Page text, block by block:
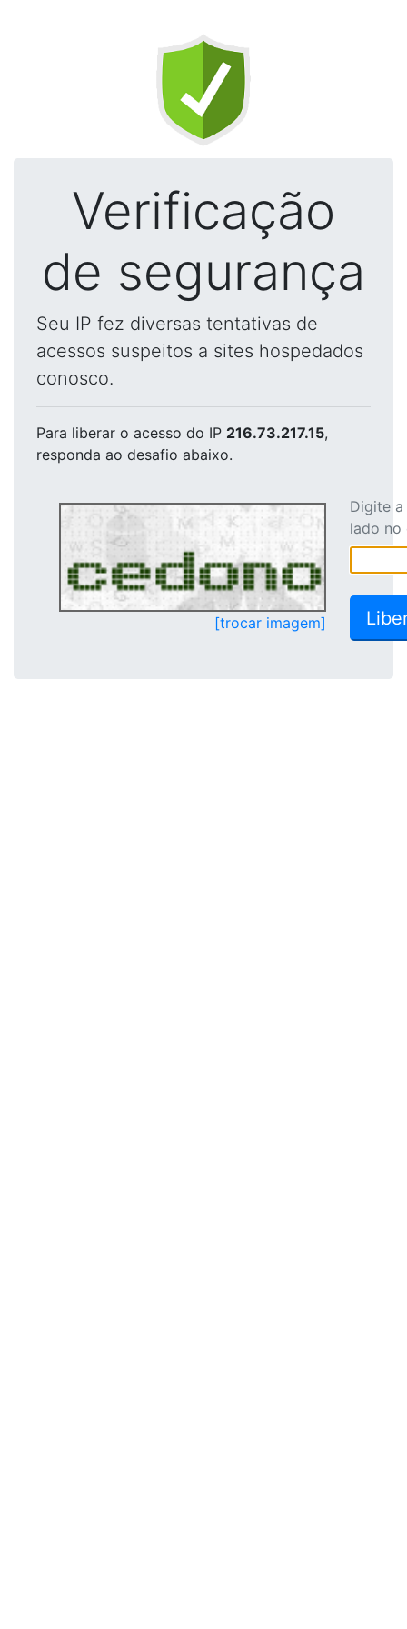
Verificação
de segurança
Seu IP fez diversas tentativas de
acessos suspeitos a sites hospedados
conosco.
Para liberar o acesso do IP 216.73.217.15,
responda ao desafio abaixo.
[trocar imagem]
Digite
lado no